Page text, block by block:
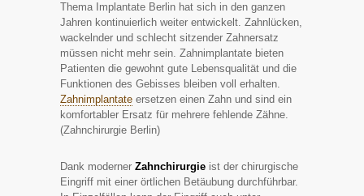
Thema Implantate Berlin hat sich in den ganzen
Jahren kontinuierlich weiter entwickelt. Zahnlücken,
wackelnder und schlecht sitzender Zahnersatz
müssen nicht mehr sein. Zahnimplantate bieten
Patienten die gewohnt gute Lebensqualität und die
Funktionen des Gebisses bleiben voll erhalten.
Zahnimplantate ersetzen einen Zahn und sind ein
komfortabler Ersatz für mehrere fehlende Zähne.
(Zahnchirurgie Berlin)
Dank moderner Zahnchirurgie ist der chirurgische
Eingriff mit einer örtlichen Betäubung durchführbar.